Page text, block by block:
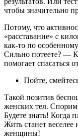
чтобы значительно
Потому, что
«расставание» с
как-то по
Сильно потеете? —
помогает спасаться
Пойте,
Такой позитив
женских тел.
Будете знать! Когда
Жить станет веселее
женщины!